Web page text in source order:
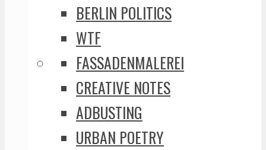
BERLIN POLITICS
WTF
FASSADENMALEREI
CREATIVE NOTES
ADBUSTING
URBAN POETRY